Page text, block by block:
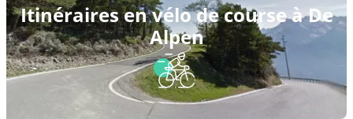
Itinéraires en vélo de course à De
Alpen